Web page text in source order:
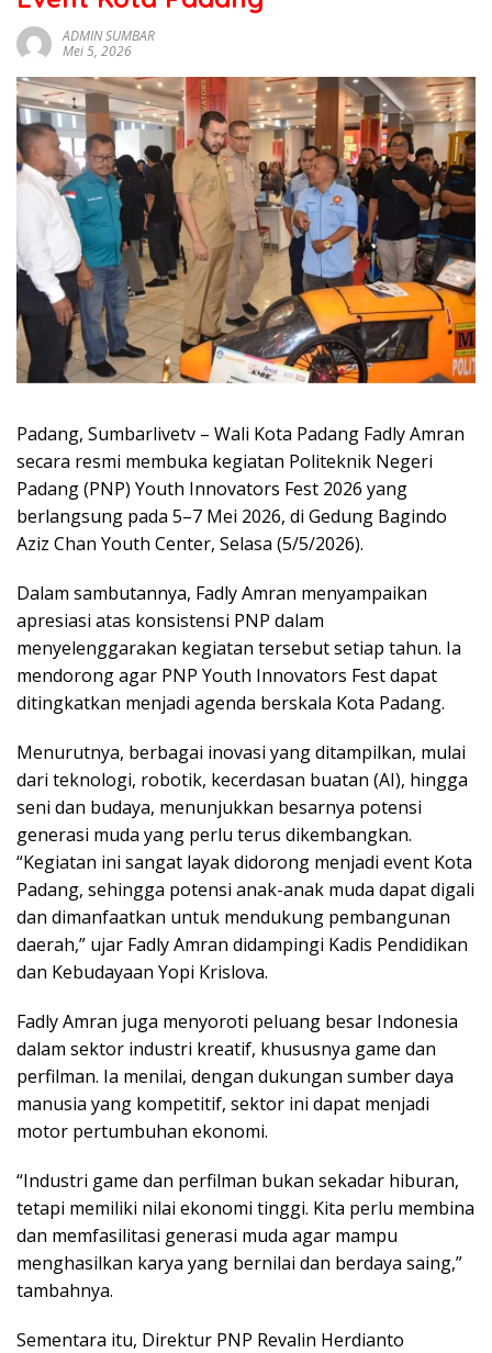
sumbar
tv
live
ADMIN SUMBAR
Mei 5, 2026
Padang, Sumbarlivetv – Wali Kota Padang Fadly Amran
secara resmi membuka kegiatan Politeknik Negeri
Padang (PNP) Youth Innovators Fest 2026 yang
berlangsung pada 5–7 Mei 2026, di Gedung Bagindo
Aziz Chan Youth Center, Selasa (5/5/2026).
Dalam sambutannya, Fadly Amran menyampaikan
apresiasi atas konsistensi PNP dalam
menyelenggarakan kegiatan tersebut setiap tahun. Ia
mendorong agar PNP Youth Innovators Fest dapat
ditingkatkan menjadi agenda berskala Kota Padang.
Menurutnya, berbagai inovasi yang ditampilkan, mulai
dari teknologi, robotik, kecerdasan buatan (AI), hingga
seni dan budaya, menunjukkan besarnya potensi
generasi muda yang perlu terus dikembangkan.
“Kegiatan ini sangat layak didorong menjadi event Kota
Padang, sehingga potensi anak-anak muda dapat digali
dan dimanfaatkan untuk mendukung pembangunan
daerah,” ujar Fadly Amran didampingi Kadis Pendidikan
dan Kebudayaan Yopi Krislova.
Fadly Amran juga menyoroti peluang besar Indonesia
dalam sektor industri kreatif, khususnya game dan
perfilman. Ia menilai, dengan dukungan sumber daya
manusia yang kompetitif, sektor ini dapat menjadi
motor pertumbuhan ekonomi.
“Industri game dan perfilman bukan sekadar hiburan,
tetapi memiliki nilai ekonomi tinggi. Kita perlu membina
dan memfasilitasi generasi muda agar mampu
menghasilkan karya yang bernilai dan berdaya saing,”
tambahnya.
Sementara itu, Direktur PNP Revalin Herdianto